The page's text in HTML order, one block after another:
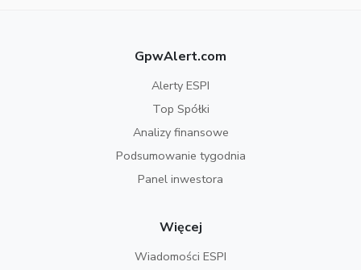
GpwAlert.com
Alerty ESPI
Top Spółki
Analizy finansowe
Podsumowanie tygodnia
Panel inwestora
Więcej
Wiadomości ESPI